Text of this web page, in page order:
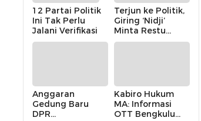
12 Partai Politik
Ini Tak Perlu
Jalani Verifikasi
Terjun ke Politik,
Giring ‘Nidji’
Minta Restu
Keluarga
Anggaran
Gedung Baru
DPR
Kabiro Hukum
MA: Informasi
OTT Bengkulu